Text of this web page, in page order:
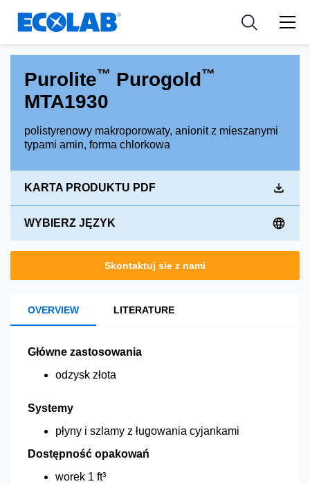
Resources
PRZEMYSŁ
Nutraceuticals
Wiadomości i wydarzenia
Narzędzia
Purolite™ Purogold™
MTA1930
polistyrenowy makroporowaty, anionit z mieszanymi
typami amin, forma chlorkowa
KARTA PRODUKTU PDF
WYBIERZ JĘZYK
Skontaktuj sie z nami
OVERVIEW LITERATURE
Główne zastosowania
odzysk złota
Systemy
płyny i szlamy z ługowania cyjankami
Dostępność opakowań
worek 1 ft³